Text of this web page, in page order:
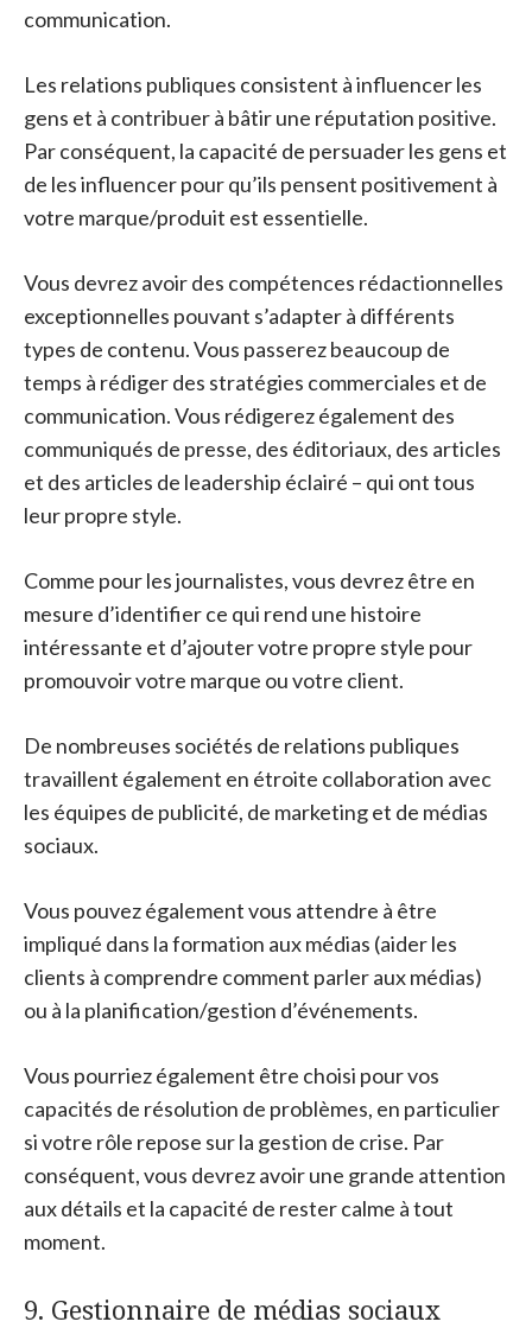
communication.
Les relations publiques consistent à influencer les
gens et à contribuer à bâtir une réputation positive.
Par conséquent, la capacité de persuader les gens et
de les influencer pour qu’ils pensent positivement à
votre marque/produit est essentielle.
Vous devrez avoir des compétences rédactionnelles
exceptionnelles pouvant s’adapter à différents
types de contenu. Vous passerez beaucoup de
temps à rédiger des stratégies commerciales et de
communication. Vous rédigerez également des
communiqués de presse, des éditoriaux, des articles
et des articles de leadership éclairé – qui ont tous
leur propre style.
Comme pour les journalistes, vous devrez être en
mesure d’identifier ce qui rend une histoire
intéressante et d’ajouter votre propre style pour
promouvoir votre marque ou votre client.
De nombreuses sociétés de relations publiques
travaillent également en étroite collaboration avec
les équipes de publicité, de marketing et de médias
sociaux.
Vous pouvez également vous attendre à être
impliqué dans la formation aux médias (aider les
clients à comprendre comment parler aux médias)
ou à la planification/gestion d’événements.
Vous pourriez également être choisi pour vos
capacités de résolution de problèmes, en particulier
si votre rôle repose sur la gestion de crise. Par
conséquent, vous devrez avoir une grande attention
aux détails et la capacité de rester calme à tout
moment.
9. Gestionnaire de médias sociaux